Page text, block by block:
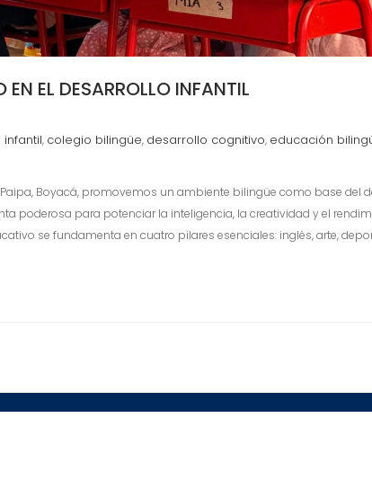
EL DESARROLLO INFANTIL
infantil, colegio bilingüe, desarrollo cognitivo, educación
Boyacá, promovemos un ambiente bilingüe como base del
poderosa para potenciar la inteligencia, la creatividad y el
se fundamenta en cuatro pilares esenciales: inglés, arte,